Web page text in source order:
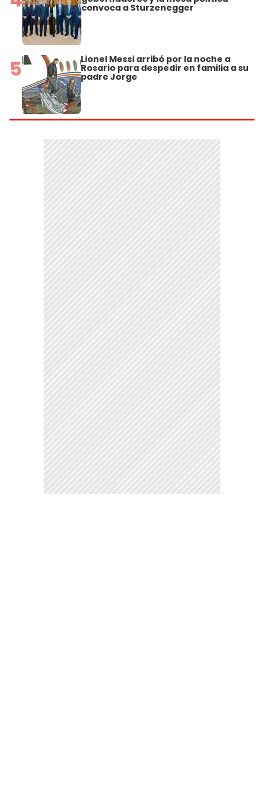
convoca a Sturzenegger
5 Lionel Messi arribó por la noche a
Rosario para despedir en familia a su
padre Jorge